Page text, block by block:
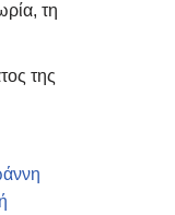
τη
της